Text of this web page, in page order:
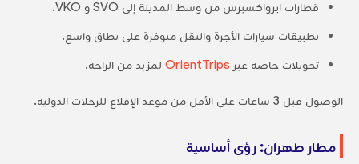
قطارات ايرواكسبرس من وسط المدينة إلى SVO و VKO.
تطبيقات سيارات الأجرة والنقل متوفرة على نطاق واسع.
تحويلات خاصة عبر OrientTripsلمزيد من الراحة.
الوصول قبل 3 ساعات على الأقل من موعد الإقلاع للرحلات الدولية.
مطار طهران: رؤى أساسية